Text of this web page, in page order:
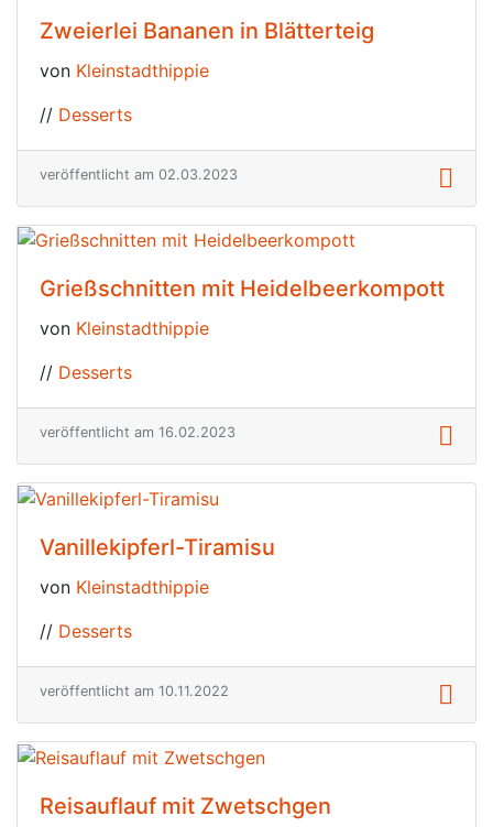
Zweierlei Bananen in Blätterteig
von Kleinstadthippie
// Desserts
veröffentlicht am 02.03.2023
Grießschnitten mit Heidelbeerkompott
von Kleinstadthippie
// Desserts
veröffentlicht am 16.02.2023
Vanillekipferl-Tiramisu
von Kleinstadthippie
// Desserts
veröffentlicht am 10.11.2022
Reisauflauf mit Zwetschgen